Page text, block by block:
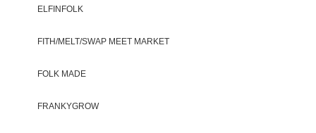
ELFINFOLK
FITH/MELT/SWAP MEET MARKET
FOLK MADE
FRANKYGROW